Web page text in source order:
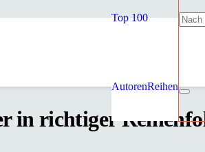
Top 100
AutorenReihen
in richtiger